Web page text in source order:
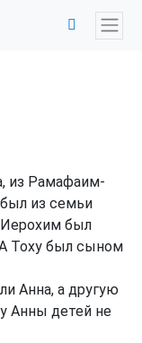
из Рамафаим-
из семьи
был
Тоху был сыном
Анна, а другую
Анны детей не